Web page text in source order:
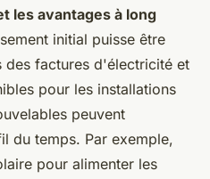
les avantages à long
initial puisse être
des factures d'électricité et
pour les installations
peuvent
du temps. Par exemple,
pour alimenter les